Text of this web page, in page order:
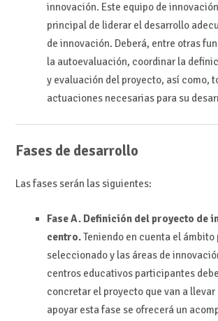
innovación. Este equipo de
principal de liderar el desarrollo
de innovación. Deberá, entre otras
la autoevaluación, coordinar la
y evaluación del proyecto, así como,
actuaciones necesarias para su
Fases de desarrollo
Las fases serán las siguientes:
Fase A. Definición del proyecto de
centro.Teniendo en cuenta el
seleccionado y las áreas de
centros educativos participantes
concretar el proyecto que van a llevar
apoyar esta fase se ofrecerá un